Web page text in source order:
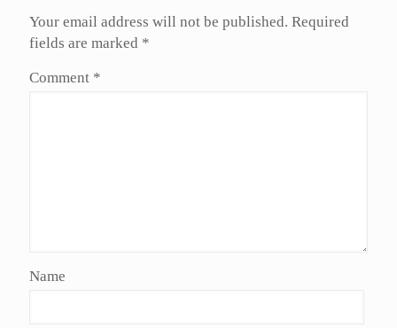
Your email address will not be published. Required
fields are marked *
Comment *
Name